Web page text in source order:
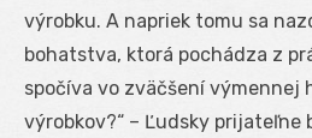
výrobku. A napriek tomu sa
bohatstva, ktorá pochádza z
spočíva vo zväčšení výmennej
výrobkov?“ – Ľudsky prijateľne